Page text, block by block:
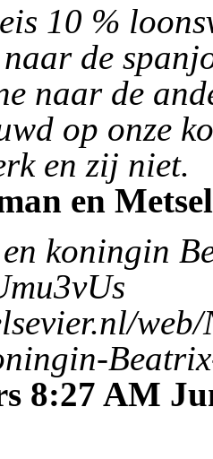
10 %
de
naar de
op onze
en zij niet.
en
koningin
8:27 AM